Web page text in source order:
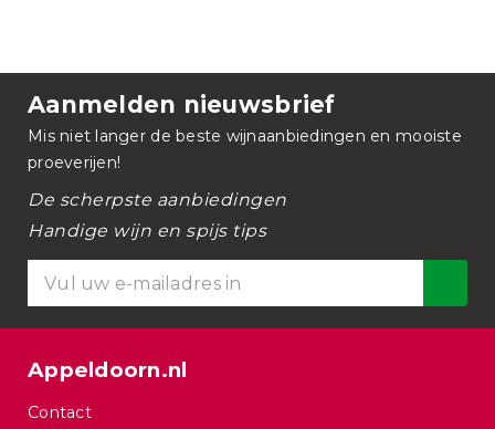
Aanmelden nieuwsbrief
Mis niet langer de beste wijnaanbiedingen en mooiste
proeverijen!
De scherpste aanbiedingen
Handige wijn en spijs tips
Appeldoorn.nl
Contact